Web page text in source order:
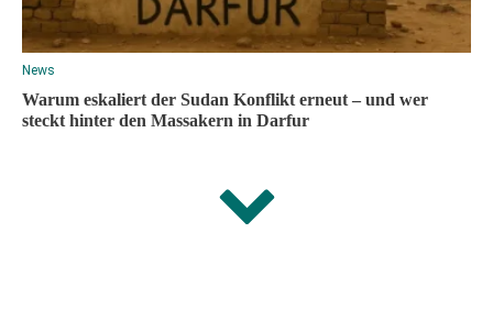
News
Warum eskaliert der Sudan Konflikt erneut – und wer
steckt hinter den Massakern in Darfur